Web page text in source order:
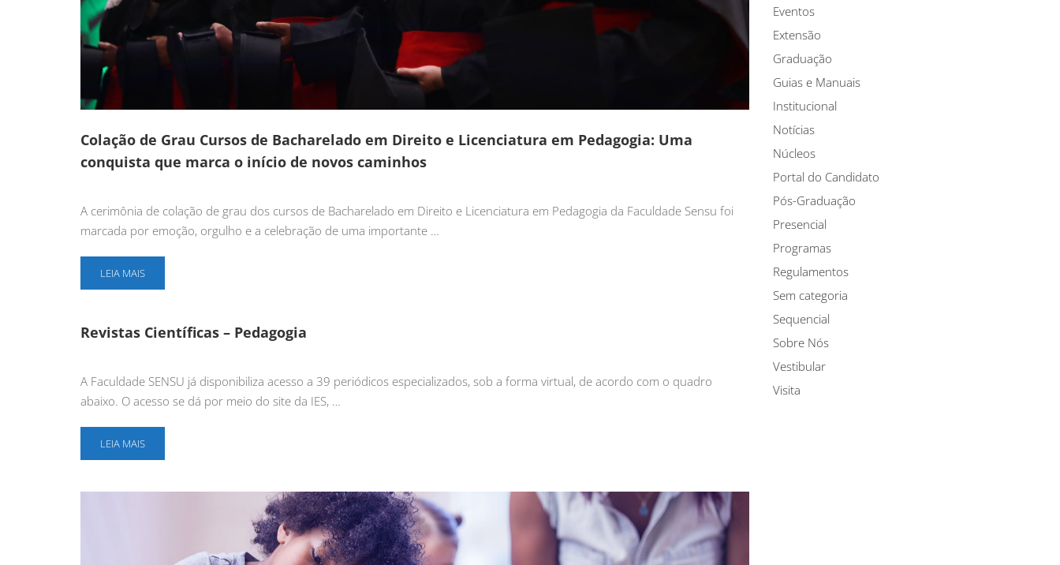
Colação de Grau Cursos de Bacharelado em Direito e Licenciatura em Pedagogia: Uma
conquista que marca o início de novos caminhos
A cerimônia de colação de grau dos cursos de Bacharelado em Direito e Licenciatura em Pedagogia da Faculdade Sensu foi
marcada por emoção, orgulho e a celebração de uma importante …
LEIA MAIS
Revistas Científicas – Pedagogia
A Faculdade SENSU já disponibiliza acesso a 39 periódicos especializados, sob a forma virtual, de acordo com o quadro
abaixo. O acesso se dá por meio do site da IES, …
LEIA MAIS
Eventos
Extensão
Graduação
Guias e Manuais
Institucional
Notícias
Núcleos
Portal do Candidato
Pós-Graduação
Presencial
Programas
Regulamentos
Sem categoria
Sequencial
Sobre Nós
Vestibular
Visita